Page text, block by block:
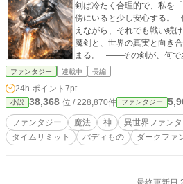
剣は冷たく合理的で、私を
傍にいると少し安心する。
えながら、それでも戦い続
魔剣と、世界の真実と向き
まる。 ——その剣が、何で
ファンタジー 連載中 長編
24h.ポイント 7pt
小説 38,368 位 / 228,870件 ファンタジー
ファンタジー 魔法 神 異世界ファン
タイムリミット
バディもの ダークファ